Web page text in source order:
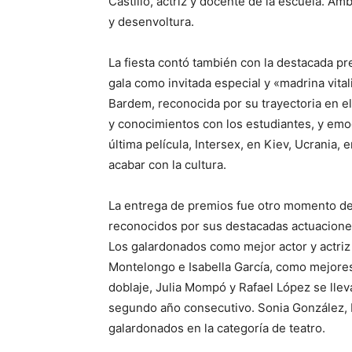
y desenvoltura.
La fiesta contó también con la destacada
gala como invitada especial y «madrina
Bardem, reconocida por su trayectoria en
y conocimientos con los estudiantes, y
última película, Intersex, en Kiev, Ucrania,
acabar con la cultura.
La entrega de premios fue otro momento
reconocidos por sus destacadas
Los galardonados como mejor actor y
Montelongo e Isabella García, como
doblaje, Julia Mompó y Rafael López se
segundo año consecutivo. Sonia
galardonados en la categoría de teatro.